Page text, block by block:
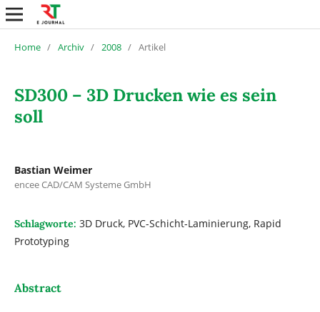
Home / Archiv / 2008 / Artikel
SD300 – 3D Drucken wie es sein
soll
Bastian Weimer
encee CAD/CAM Systeme GmbH
Schlagworte: 3D Druck, PVC-Schicht-Laminierung, Rapid
Prototyping
Abstract